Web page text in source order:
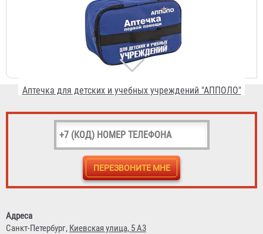
Аптечка для детских и учебных учреждений "АППОЛО"
8 204 ₽
Аптечка коллективная для офиса и производства
"АППОЛО"
Адреса
Санкт-Петербург, Киевская улица, 5 А3